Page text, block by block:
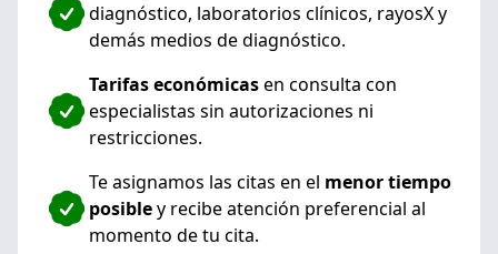
diagnóstico, laboratorios clínicos, rayosX y
demás medios de diagnóstico.
Tarifas económicasen consulta con
especialistas sin autorizaciones ni
restricciones.
Te asignamos las citas en el menor tiempo
posibley recibe atención preferencial al
momento de tu cita.